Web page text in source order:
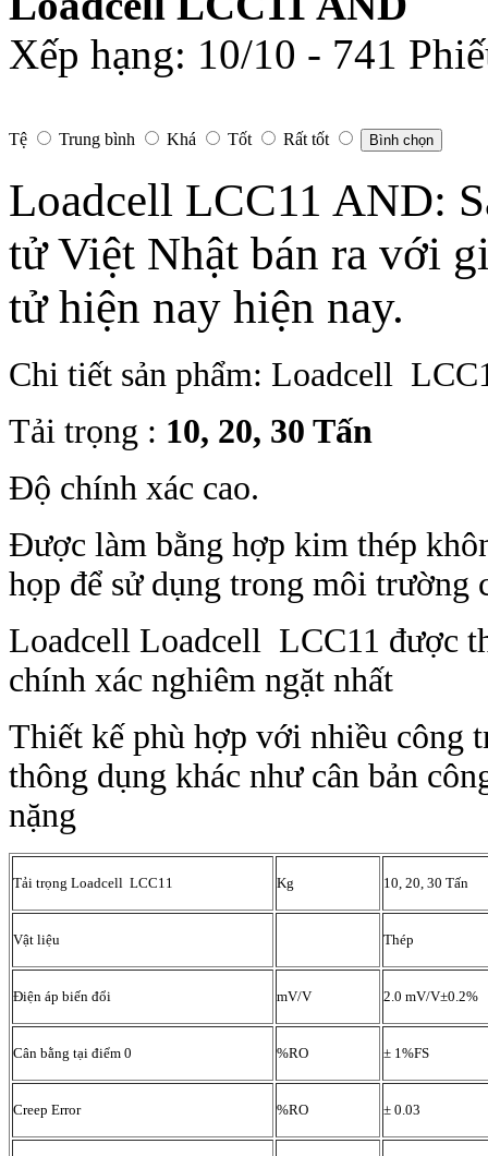
Xếp hạng: 10/10 - 741
Tệ Trung bình Khá Tốt Rất tốt Bình chọn
Loadcell LCC11 AND:
tử Việt Nhật bán ra với
tử hiện nay hiện nay.
Chi tiết sản phẩm: Loadcell
Tải trọng : 10, 20, 30 Tấn
Độ chính xác cao.
Được làm bằng hợp kim thép
họp để sử dụng trong môi trường
Loadcell Loadcell LCC11 được
chính xác nghiêm ngặt nhất
Thiết kế phù hợp với nhiều công
thông dụng khác như cân bản
nặng
Tải trọng Loadcell LCC11 Kg 10, 20, 30 Tấn
Vật liệu Thép
Điện áp biến đổi mV/V 2.0 mV/V±0.2%
Cân bằng tại điểm 0 %RO ± 1%FS
Creep Error %RO ± 0.03